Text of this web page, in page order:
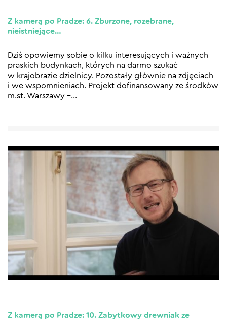
Z kamerą po Pradze: 6. Zburzone, rozebrane,
nieistniejące…
Dziś opowiemy sobie o kilku interesujących i ważnych
praskich budynkach, których na darmo szukać
w krajobrazie dzielnicy. Pozostały głównie na zdjęciach
i we wspomnieniach. Projekt dofinansowany ze środków
m.st. Warszawy –…
Z kamerą po Pradze: 10. Zabytkowy drewniak ze